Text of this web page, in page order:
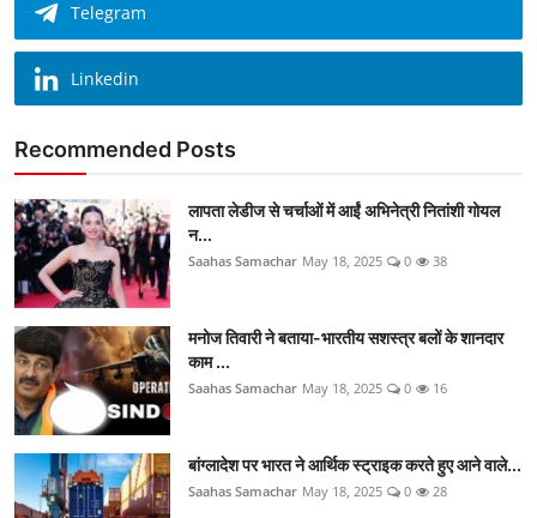
Telegram
Linkedin
Recommended Posts
लापता लेडीज से चर्चाओं में आईं अभिनेत्री नितांशी गोयल
न...
Saahas Samachar May 18, 2025 0 38
मनोज तिवारी ने बताया-भारतीय सशस्त्र बलों के शानदार
काम ...
Saahas Samachar May 18, 2025 0 16
बांग्लादेश पर भारत ने आर्थिक स्ट्राइक करते हुए आने वाले...
Saahas Samachar May 18, 2025 0 28